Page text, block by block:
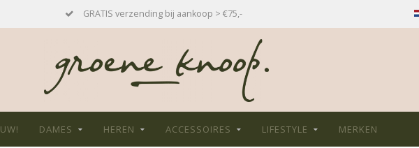
GRATIS verzending bij aankoop > €75,- Bezoek
DAMES HEREN ACCESSOIRES LIFESTYLE MERKEN